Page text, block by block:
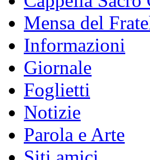
Mensa del
Informazioni
Giornale
Foglietti
Notizie
Parola e Arte